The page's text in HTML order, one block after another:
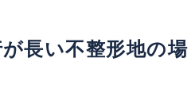
長い不整形地の場